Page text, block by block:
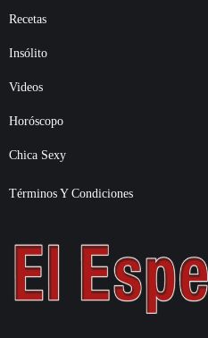
Recetas
Insólito
Videos
Horóscopo
Chica Sexy
Términos Y Condiciones